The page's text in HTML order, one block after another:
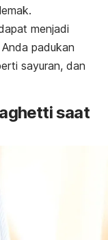
menjadi
padukan
sayuran, dan
saat